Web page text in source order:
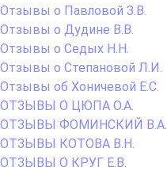
Отзывы о Павловой З.В.
Отзывы о Дудине В.В.
Отзывы о Седых Н.Н.
Отзывы о Степановой Л.И.
Отзывы об Хоничевой Е.С.
ОТЗЫВЫ О ЦЮПА О.А.
ОТЗЫВЫ ФОМИНСКИЙ В.А.
ОТЗЫВЫ КОТОВА В.Н.
ОТЗЫВЫ О КРУГ Е.В.